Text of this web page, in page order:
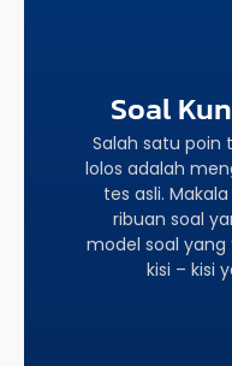
Soal
Salah satu poin
lolos adalah
tes asli.
ribuan soal
model soal yang
kisi – kisi